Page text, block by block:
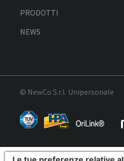
PRODOTTI
NEWS
© NewCo S.r.l. Unipersonale